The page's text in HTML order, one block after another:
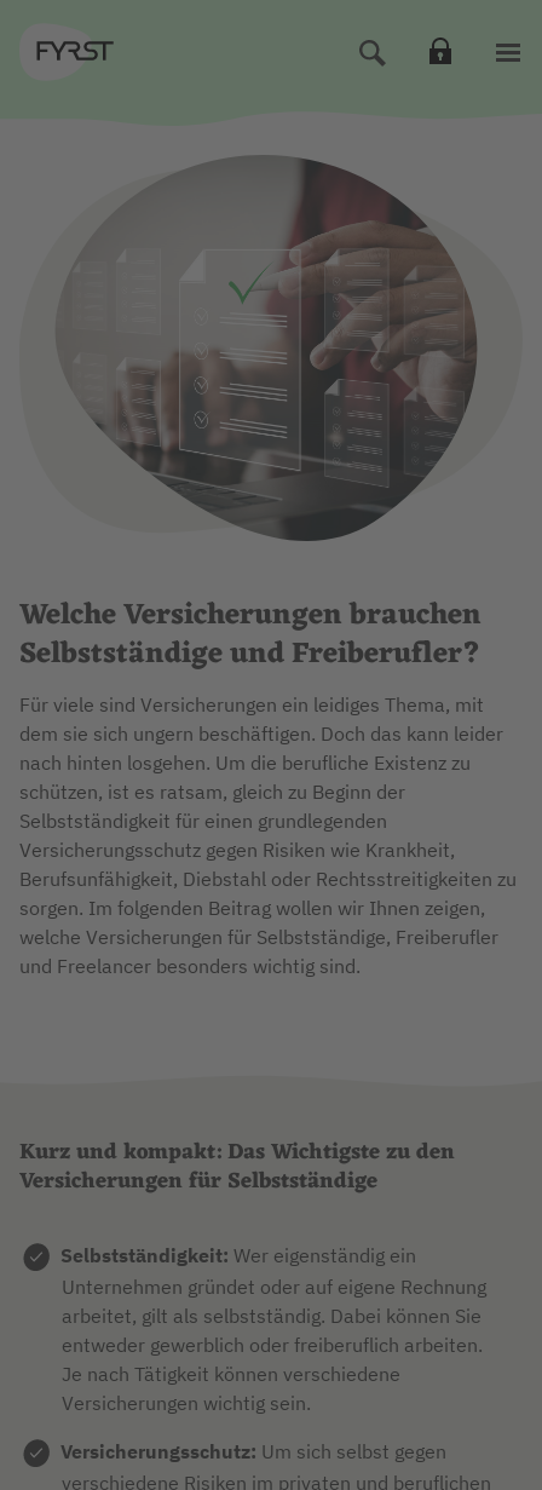
Welche Versicherungen brauchen
Selbstständige und Freiberufler?
Für viele sind Versicherungen ein leidiges Thema, mit
dem sie sich ungern beschäftigen. Doch das kann leider
nach hinten losgehen. Um die berufliche Existenz zu
schützen, ist es ratsam, gleich zu Beginn der
Selbstständigkeit für einen grundlegenden
Versicherungsschutz gegen Risiken wie Krankheit,
Berufsunfähigkeit, Diebstahl oder Rechtsstreitigkeiten zu
sorgen. Im folgenden Beitrag wollen wir Ihnen zeigen,
welche Versicherungen für Selbstständige, Freiberufler
und Freelancer besonders wichtig sind.
Kurz und kompakt: Das Wichtigste zu den
Versicherungen für Selbstständige
Selbstständigkeit: Wer eigenständig ein
Unternehmen gründet oder auf eigene Rechnung
arbeitet, gilt als selbstständig. Dabei können Sie
entweder gewerblich oder freiberuflich arbeiten.
Je nach Tätigkeit können verschiedene
Versicherungen wichtig sein.
Versicherungsschutz: Um sich selbst gegen
verschiedene Risiken im privaten und beruflichen